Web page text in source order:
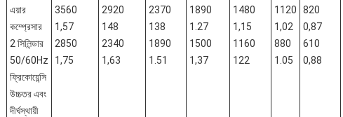
3560
1,57
2850
1,75
2920
148
2340
1,63
2370
138
1890
1.51
1890
1.27
1500
1,37
1480
1,15
1160
122
1120
1,02
880
1.05
820
0,87
610
0,88